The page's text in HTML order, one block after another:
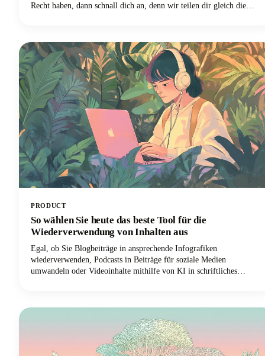
Recht haben, dann schnall dich an, denn wir teilen dir gleich die
PRODUCT
So wählen Sie heute das beste Tool für die
Wiederverwendung von Inhalten aus
Egal, ob Sie Blogbeiträge in ansprechende Infografiken
wiederverwenden, Podcasts in Beiträge für soziale Medien
umwandeln oder Videoinhalte mithilfe von KI in schriftliches
Inhaltsvariationen generieren können, bis hin zu speziellen
Lösungen, die sich durch bestimmte Aufgaben der
Wiederverwendung auszeichnen.